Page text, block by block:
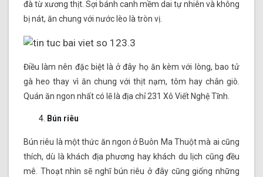
đà từ xương thịt. Sợi bánh canh mềm dai tự nhiên và không
bị nát, ăn chung với nước lèo là tròn vị.
Điều làm nên đặc biệt là ở đây họ ăn kèm với lòng, bao tử
gà heo thay vì ăn chung với thịt nạm, tôm hay chân giò.
Quán ăn ngon nhất có lẽ là địa chỉ 231 Xô Viết Nghệ Tĩnh.
Bún riêu
Bún riêu là một thức ăn ngon ở Buôn Ma Thuột mà ai cũng
thích, dù là khách địa phương hay khách du lịch cũng đều
mê. Thoạt nhìn sẽ nghĩ bún riêu ở đây cũng giống những